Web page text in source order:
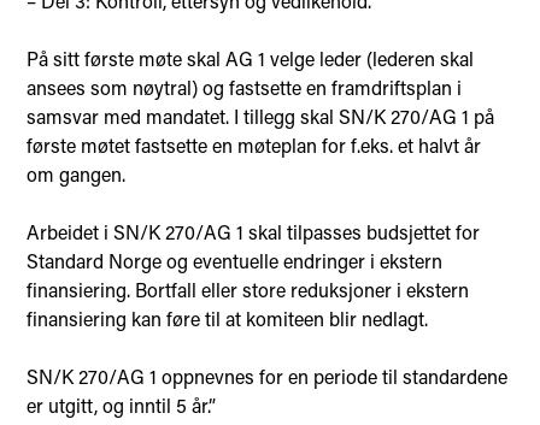
På sitt første møte skal AG 1 velge leder (lederen skal
ansees som nøytral) og fastsette en framdriftsplan i
samsvar med mandatet. I tillegg skal SN/K 270/AG 1 på
første møtet fastsette en møteplan for f.eks. et halvt år
om gangen.
Arbeidet i SN/K 270/AG 1 skal tilpasses budsjettet for
Standard Norge og eventuelle endringer i ekstern
finansiering. Bortfall eller store reduksjoner i ekstern
finansiering kan føre til at komiteen blir nedlagt.
SN/K 270/AG 1 oppnevnes for en periode til standardene
er utgitt, og inntil 5 år.”